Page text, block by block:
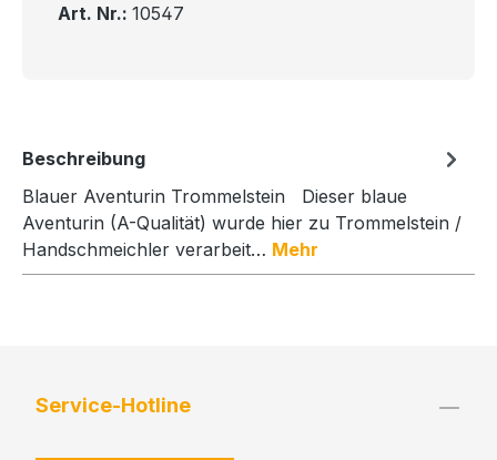
Art. Nr.: 10547
Beschreibung
Blauer Aventurin Trommelstein Dieser blaue
Aventurin (A-Qualität) wurde hier zu Trommelstein /
Handschmeichler verarbeit… Mehr
Service-Hotline